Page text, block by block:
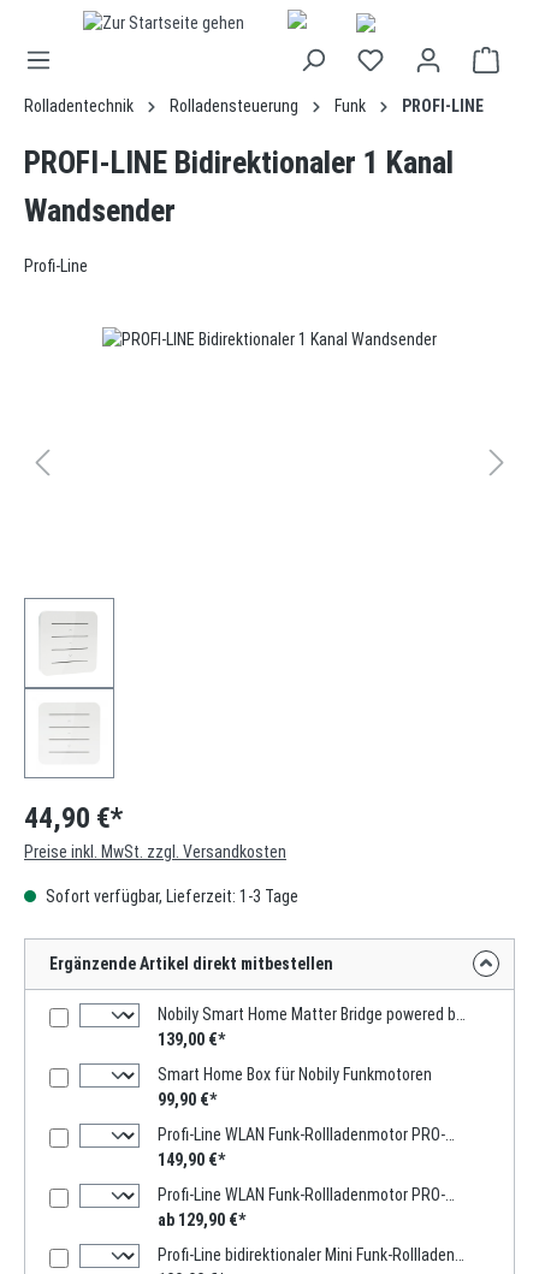
springen
Rolladentechnik Rolladensteuerung Funk PROFI-LINE
PROFI-LINE Bidirektionaler 1 Kanal
Wandsender
Profi-Line
Bildergalerie überspringen
44,90 €*
Preise inkl. MwSt. zzgl. Versandkosten
Sofort verfügbar, Lieferzeit: 1-3 Tage
Ergänzende Artikel direkt mitbestellen
139,00 €*
Smart Home Box für Nobily Funkmotoren
99,90 €*
149,90 €*
ab 129,90 €*